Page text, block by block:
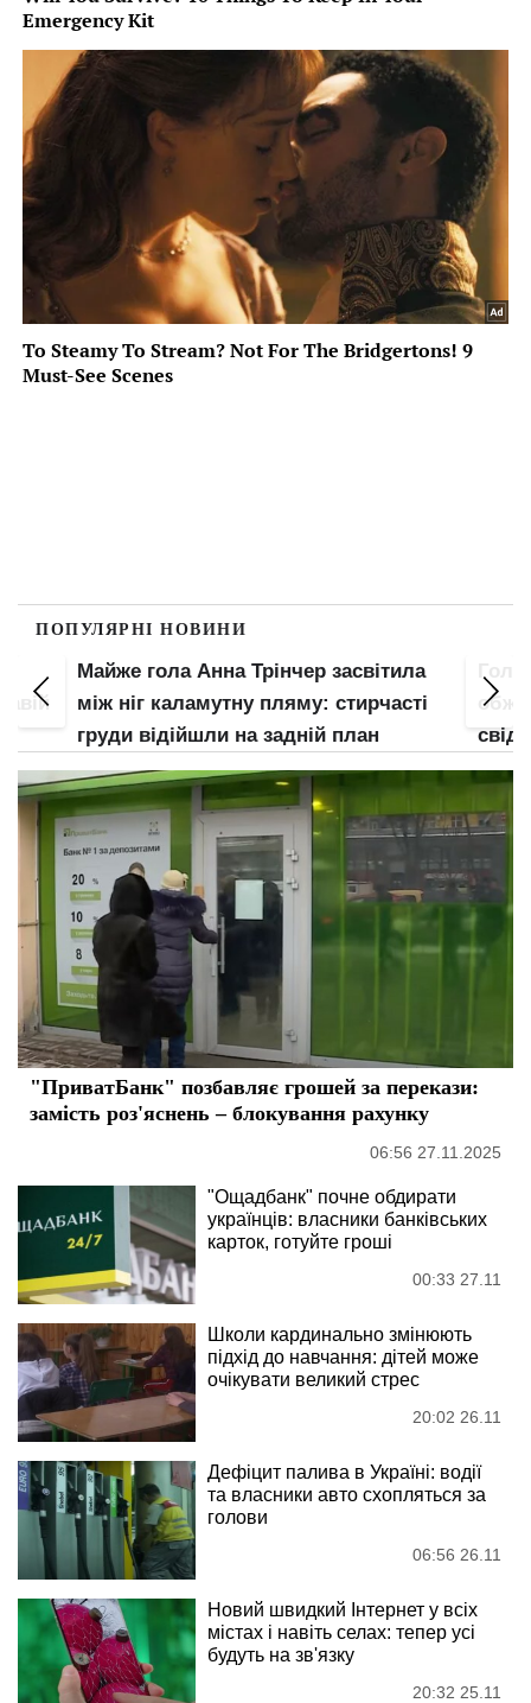
ПОПУЛЯРНІ НОВИНИ
Майже гола Анна Трінчер засвітила
між ніг каламутну пляму: стирчасті
груди відійшли на задній план
"ПриватБанк" позбавляє грошей за перекази:
замість роз'яснень – блокування рахунку
06:56 27.11.2025
"Ощадбанк" почне обдирати
українців: власники банківських
карток, готуйте гроші
00:33 27.11
Школи кардинально змінюють
підхід до навчання: дітей може
очікувати великий стрес
20:02 26.11
Дефіцит палива в Україні: водії
та власники авто схопляться за
голови
06:56 26.11
Новий швидкий Інтернет у всіх
містах і навіть селах: тепер усі
будуть на зв'язку
20:32 25.11